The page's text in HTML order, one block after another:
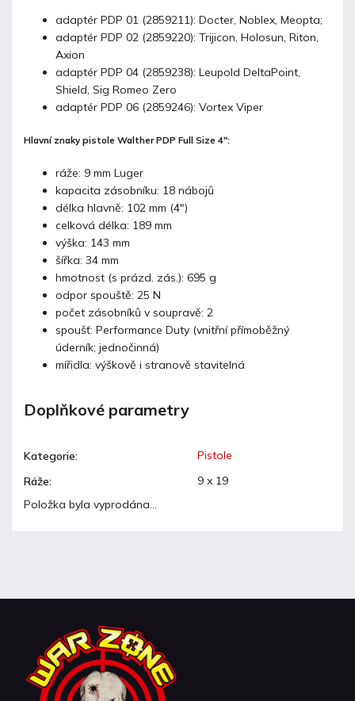
adaptér PDP 01 (2859211): Docter, Noblex, Meopta;
adaptér PDP 02 (2859220): Trijicon, Holosun, Riton,
Axion
adaptér PDP 04 (2859238): Leupold DeltaPoint,
Shield, Sig Romeo Zero
adaptér PDP 06 (2859246): Vortex Viper
Hlavní znaky pistole Walther PDP Full Size 4":
ráže: 9 mm Luger
kapacita zásobníku: 18 nábojů
délka hlavně: 102 mm (4")
celková délka: 189 mm
výška: 143 mm
šířka: 34 mm
hmotnost (s prázd. zás.): 695 g
odpor spouště: 25 N
počet zásobníků v soupravě: 2
spoušť: Performance Duty (vnitřní přímoběžný
úderník; jednočinná)
mířidla: výškově i stranově stavitelná
Doplňkové parametry
Kategorie:
Pistole
Ráže:
9 x 19
Položka byla vyprodána…